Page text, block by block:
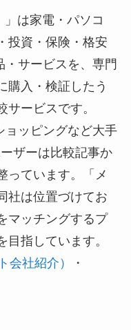
」は家電・パソコ
投資・保険・格安
サービスを、専門
購入・検証したう
サービスです。
ョッピングなど大手
ザーは比較記事か
っています。「メ
社は位置づけてお
マッチングするプ
指しています。
会社紹介）
・